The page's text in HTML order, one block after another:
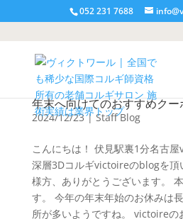
052 231 7688
年末へ向けてのおすすめク
2024/12/23|Staff Blog
こんにちは！ 伏見駅裏1分名古
深層3Dコルギvictoireのblogを頂
様方、ありがとうございます。
す。 今年の年末年始のお休みは
所が多いようですね。 victoireの